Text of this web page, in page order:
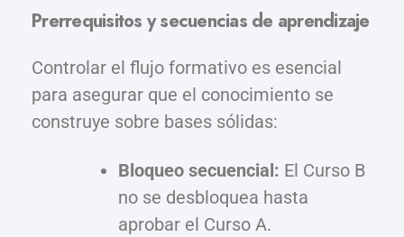
Prerrequisitos y secuencias de aprendizaje
Controlar el flujo formativo es esencial
para asegurar que el conocimiento se
construye sobre bases sólidas:
Bloqueo secuencial: El Curso B
no se desbloquea hasta
aprobar el Curso A.